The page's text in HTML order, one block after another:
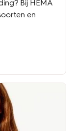
Bij HEMA
en